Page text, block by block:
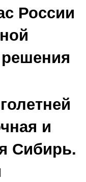
России
и
Сибирь.